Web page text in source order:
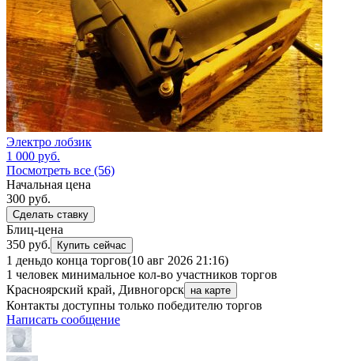
Электро лобзик
1 000 руб.
Посмотреть все (56)
Начальная цена
300 руб.
Сделать ставку
Блиц-цена
350 руб.
Купить сейчас
1 деньдо конца торгов(10 авг 2026 21:16)
1 человек минимальное кол-во участников торгов
Красноярский край, Дивногорск на карте
Контакты доступны только победителю торгов
Написать сообщение